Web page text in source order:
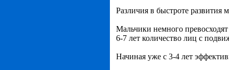
Различия в быстроте
Мальчики немного
6-7 лет количество лиц с
Начиная уже с 3-4 лет